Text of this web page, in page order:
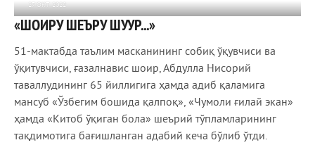
27 ОКТ 2022
751 0
«ШОИРУ ШЕЪРУ ШУУР...»
51-мактабда таълим масканининг собиқ ўқувчиси ва
ўқитувчиси, ғазалнавис шоир, Абдулла Нисорий
таваллудининг 65 йиллигига ҳамда адиб қаламига
мансуб «Ўзбегим бошида қалпоқ», «Чумоли ғилай экан»
ҳамда «Китоб ўқиган бола» шеърий тўпламларининг
тақдимотига бағишланган адабий кеча бўлиб ўтди.